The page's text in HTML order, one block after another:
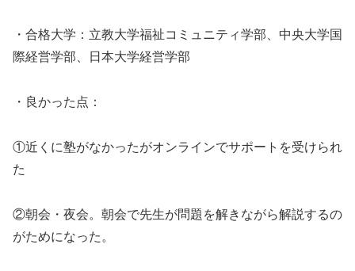
・合格大学：立教大学福祉コミュニティ学部、中央大学国
際経営学部、日本大学経営学部
・良かった点：
①近くに塾がなかったがオンラインでサポートを受けられ
た
②朝会・夜会。朝会で先生が問題を解きながら解説するの
がためになった。